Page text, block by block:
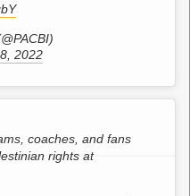
2022
coaches, and fans
rights at